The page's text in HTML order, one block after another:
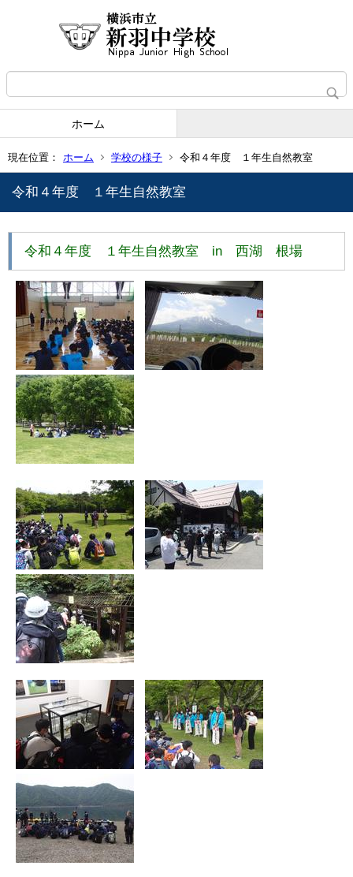
ホーム
現在位置： ホーム 学校の様子 令和４年度 １年生自然教室
令和４年度 １年生自然教室
令和４年度 １年生自然教室 in 西湖 根場